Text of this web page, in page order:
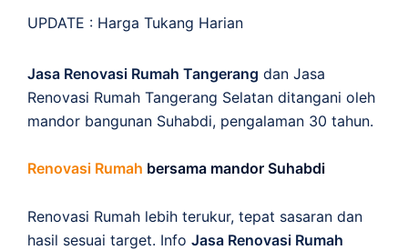
UPDATE : Harga Tukang Harian
Jasa Renovasi Rumah Tangerang dan Jasa
Renovasi Rumah Tangerang Selatan ditangani oleh
mandor bangunan Suhabdi, pengalaman 30 tahun.
Renovasi Rumah bersama mandor Suhabdi
Renovasi Rumah lebih terukur, tepat sasaran dan
hasil sesuai target. Info Jasa Renovasi Rumah